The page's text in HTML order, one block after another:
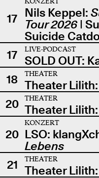
17 Nils Keppel:
Tour 2026|
Suicide
17
LIVE-PODCAST
SOLD OUT:
18
THEATER
Theater Lilith:
20
THEATER
Theater Lilith:
20
KONZERT
LSO:
Lebens
21
THEATER
Theater Lilith: